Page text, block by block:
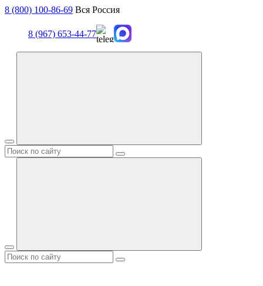
8 (800) 100-86-69 Вся Россия
8 (967) 653-44-77